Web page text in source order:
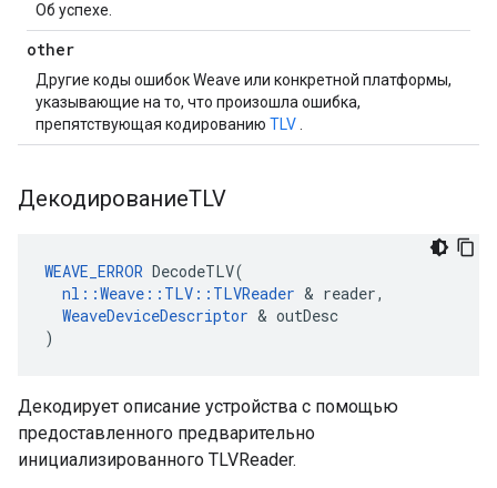
Об успехе.
other
Другие коды ошибок Weave или конкретной платформы,
указывающие на то, что произошла ошибка,
препятствующая кодированию TLV
ДекодированиеTLV
WEAVE_ERROR DecodeTLV(
nl::Weave::TLV::TLVReader & reader,
WeaveDeviceDescriptor & outDesc
)
Декодирует описание устройства с помощью
предоставленного предварительно
инициализированного TLVReader.